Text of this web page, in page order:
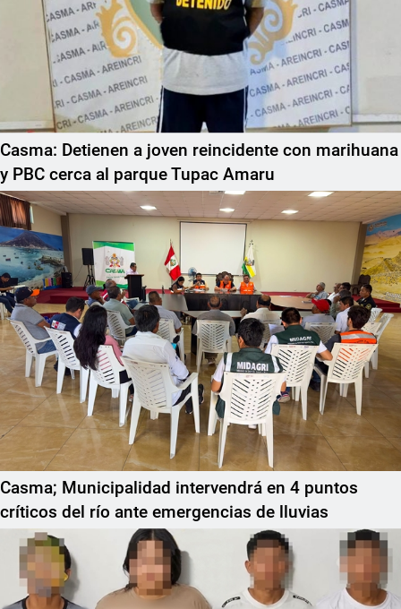
Casma: Detienen a joven reincidente con marihuana
y PBC cerca al parque Tupac Amaru
Casma; Municipalidad intervendrá en 4 puntos
críticos del río ante emergencias de lluvias